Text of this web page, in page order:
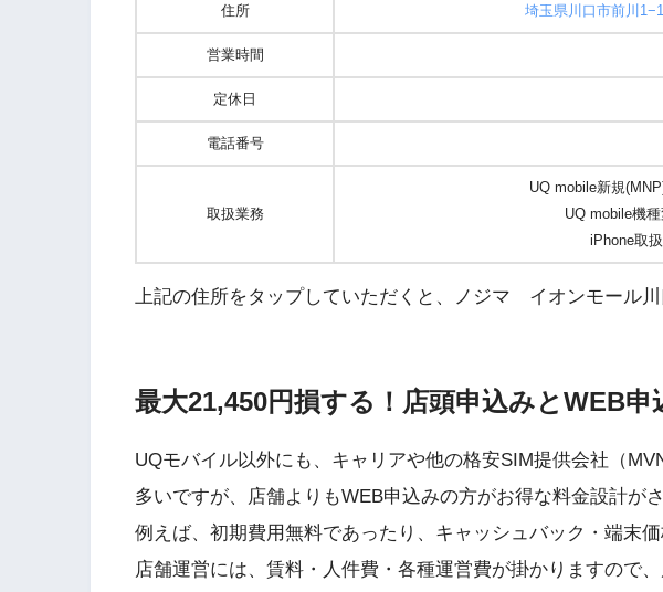
住所 埼玉県川口市前川
営業時間
定休日
電話番号
取扱業務
UQ mobile新規
UQ mobile機
iPhone取扱
上記の住所をタップしていただくと、ノジマ イオンモール川
最大21,450円損する！店頭申込みとWEB申
UQモバイル以外にも、キャリアや他の格安SIM提供会社（
多いですが、店舗よりもWEB申込みの方がお得な料金設計がさ
例えば、初期費用無料であったり、キャッシュバック・端末価
店舗運営には、賃料・人件費・各種運営費が掛かりますので